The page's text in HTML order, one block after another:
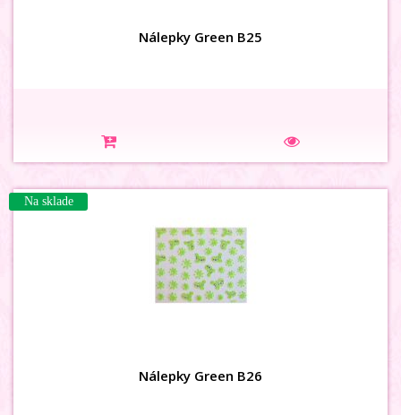
Nálepky Green B25
Na sklade
Nálepky Green B26